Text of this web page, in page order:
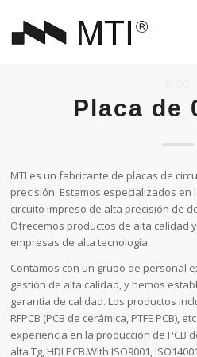
Placa de
MTI es un fabricante de placas de
precisión. Estamos especializados en
circuito impreso de alta precisión de
Ofrecemos productos de alta calidad
empresas de alta tecnología.
Contamos con un grupo de personal
gestión de alta calidad, y hemos
garantía de calidad. Los productos
RFPCB (PCB de cerámica, PTFE PCB),
experiencia en la producción de PCB
alta Tg, HDI PCB.With ISO9001,